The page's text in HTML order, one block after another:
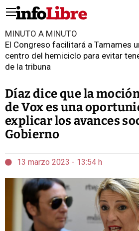
MINUTO A MINUTO
El Congreso facilitará a Tamames
centro del hemiciclo para evitar
de la tribuna
Díaz dice que la
de Vox es una
explicar los avances
Gobierno
13 marzo 2023 - 13:54 h